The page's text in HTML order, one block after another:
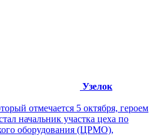
Узелок
отмечается 5 октября, героем
начальник участка цеха по
оборудования (ЦРМО),